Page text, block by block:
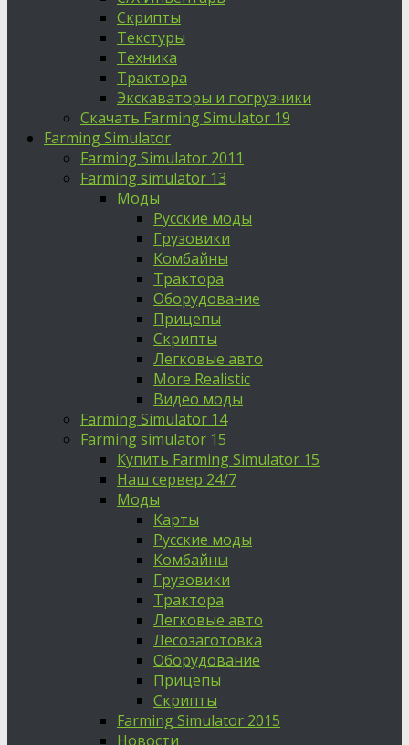
Скрипты
Текстуры
Техника
Трактора
Экскаваторы и погрузчики
Скачать Farming Simulator 19
Farming Simulator
Farming Simulator 2011
Farming simulator 13
Моды
Русские моды
Грузовики
Комбайны
Трактора
Оборудование
Прицепы
Скрипты
Легковые авто
More Realistic
Видео моды
Farming Simulator 14
Farming simulator 15
Купить Farming Simulator 15
Наш сервер 24/7
Моды
Карты
Русские моды
Комбайны
Грузовики
Трактора
Легковые авто
Лесозаготовка
Оборудование
Прицепы
Скрипты
Farming Simulator 2015
Новости